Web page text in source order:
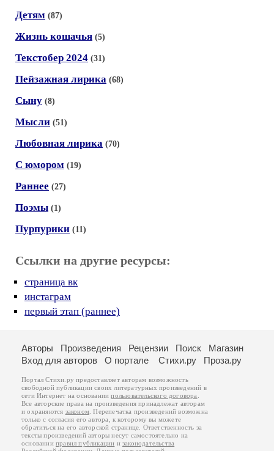
Детям (87)
Жизнь кошачья (5)
Текстобер 2024 (31)
Пейзажная лирика (68)
Сыну (8)
Мысли (51)
Любовная лирика (70)
С юмором (19)
Раннее (27)
Поэмы (1)
Пурпурики (11)
Ссылки на другие ресурсы:
страница вк
инстаграм
первый этап (раннее)
Авторы Произведения Рецензии Поиск
Магазин
Вход для авторов
О портале Стихи.ру Проза.ру
Портал Стихи.ру предоставляет авторам возможность
свободной публикации своих литературных произведений в
сети Интернет на основаниипользовательского договора
Все авторские права на произведения принадлежат авторам
и охраняются законом . Перепечатка произведений возможна
только с согласия его автора, к которому вы можете
обратиться на его авторской странице. Ответственность за
тексты произведений авторы несут самостоятельно на
основанииправил публикации изаконодательства